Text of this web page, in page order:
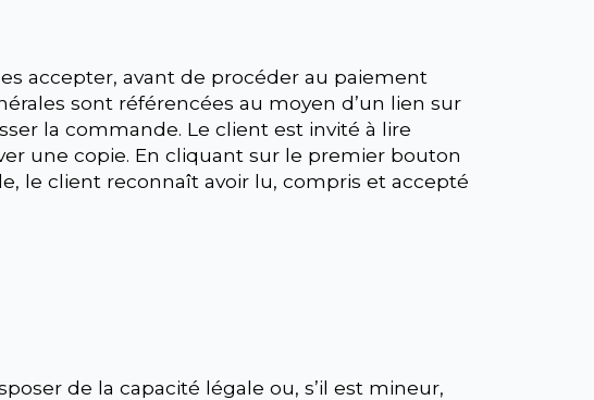
accepter, avant de procéder au paiement
sont référencées au moyen d’un lien sur
la commande. Le client est invité à lire
une copie. En cliquant sur le premier bouton
le client reconnaît avoir lu, compris et accepté
de la capacité légale ou, s’il est mineur,